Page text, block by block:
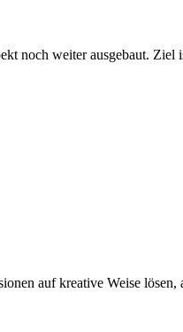
noch weiter ausgebaut. Ziel
auf kreative Weise lösen,